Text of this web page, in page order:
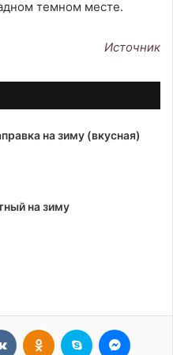
темном месте.
Источник
на зиму (вкусная)
на зиму
ВконтактеОдноклассники
Skype